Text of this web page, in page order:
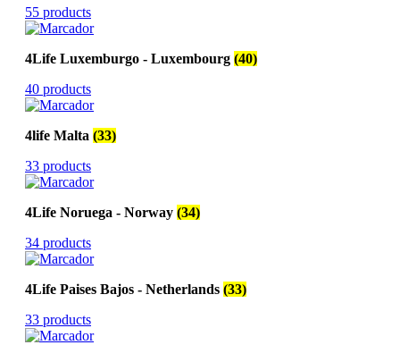
55 products
4Life Luxemburgo - Luxembourg (40)
40 products
4life Malta (33)
33 products
4Life Noruega - Norway (34)
34 products
4Life Paises Bajos - Netherlands (33)
33 products